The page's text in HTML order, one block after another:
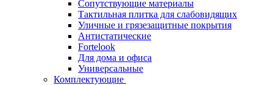
Сопутствующие материалы
Тактильная плитка для слабовидящих
Уличные и грязезащитные покрытия
Антистатические
Fortelook
Для дома и офиса
Универсальные
Комплектующие